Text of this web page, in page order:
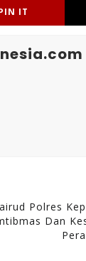
IT
Polres
Dan